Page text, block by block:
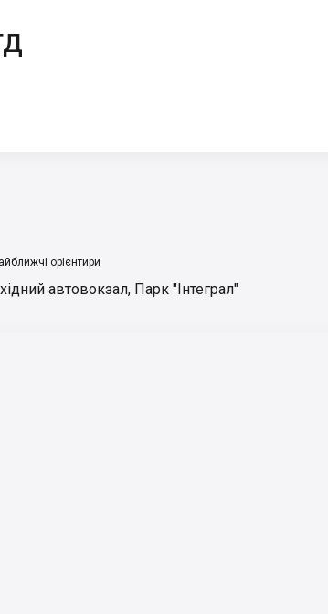
орієнтири
автовокзал, Парк "Інтеграл"